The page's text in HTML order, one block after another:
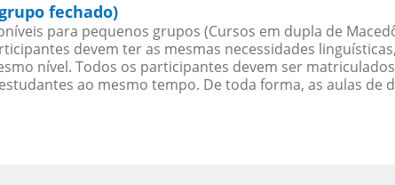
fechado)
para pequenos grupos (Cursos em dupla de
devem ter as mesmas necessidades
nível. Todos os participantes devem ser
ao mesmo tempo. De toda forma, as aulas de